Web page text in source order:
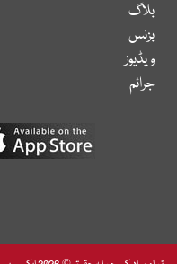
بلاگ
بزنس
ویڈیوز
جرائم